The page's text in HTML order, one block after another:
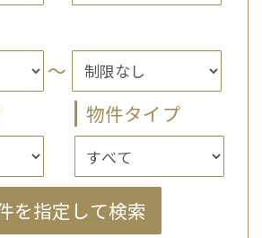
～
物件タイプ